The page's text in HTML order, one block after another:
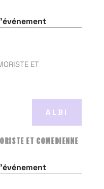
ALBI
ET COMEDIENNE